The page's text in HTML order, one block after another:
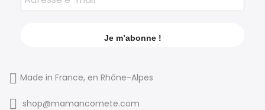
Made in France, en Rhône-Alpes
shop@mamancomete.com